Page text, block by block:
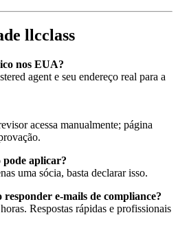
llcclass
nos EUA?
agent e seu endereço real para a
acessa manualmente; página
aplicar?
uma sócia, basta declarar isso.
e-mails de compliance?
Respostas rápidas e profissionais